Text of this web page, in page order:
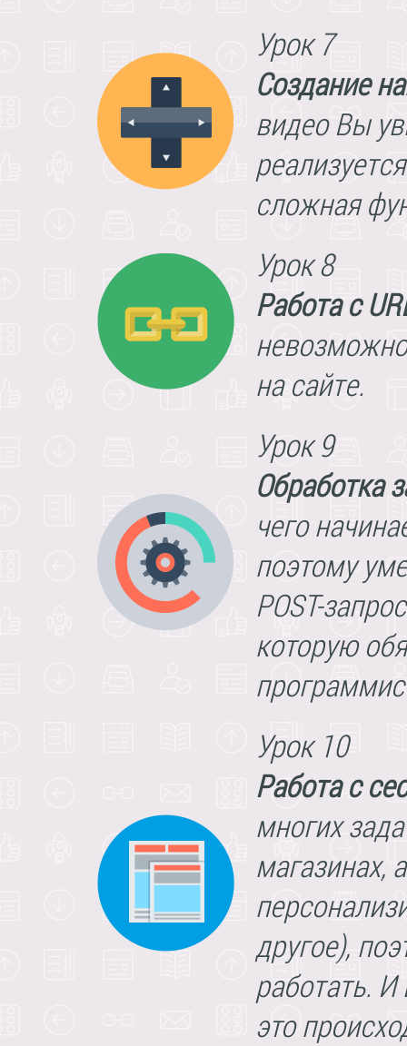
Урок 7
Создание
видео Вы
сложная
Урок 8
Работа с
на сайте.
Урок 9
Обработка
чего
поэтому
POST-
которую
Урок 10
Работа с
многих
магазинах,
другое),
работать.
это